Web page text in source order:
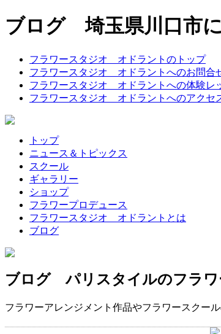
ブログ 埼玉県川口市
フラワースタジオ オドラントのトップ
フラワースタジオ オドラントへのお問合
フラワースタジオ オドラントへの体験レ
フラワースタジオ オドラントへのアクセ
トップ
ニュース＆トピックス
スクール
ギャラリー
ショップ
フラワープロデュース
フラワースタジオ オドラントとは
ブログ
ブログ パリスタイルのフラワ
フラワーアレンジメント作品やフラワースクー